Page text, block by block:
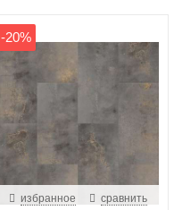
-20%
избранное сравнить